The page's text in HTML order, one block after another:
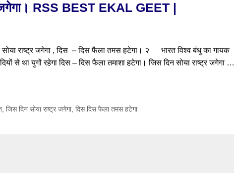
जगेगा। RSS BEST EKAL GEET |
राष्ट्र जगेगा , दिस – दिस फैला तमस हटेगा। २ भारत विश्व बंधु का गायक
से था युगों रहेगा दिस – दिस फैला तमाशा हटेगा। जिस दिन सोया राष्ट्र जगेगा …
, जिस दिन सोया राष्ट्र जगेगा, दिस दिस फैला तमस हटेगा